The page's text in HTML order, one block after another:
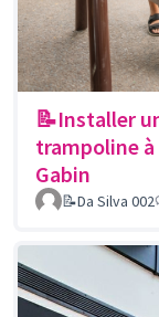
📝Installer
trampoline
Gabin
📝Da Silva 002